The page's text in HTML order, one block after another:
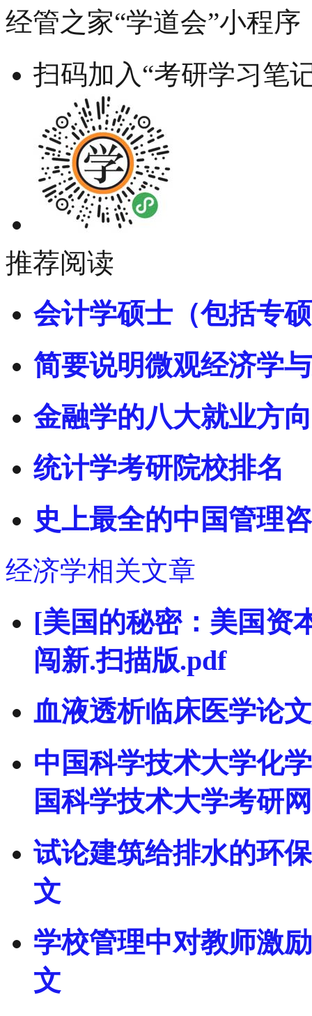
经管之家“学道会”小程序
扫码加入“考研学习笔
推荐阅读
会计学硕士（包括专
简要说明微观经济学
金融学的八大就业方
统计学考研院校排名
史上最全的中国管理
经济学相关文章
[美国的秘密：美国资
闯新.扫描版.pdf
血液透析临床医学论
中国科学技术大学化
国科学技术大学考研网
试论建筑给排水的环
文
学校管理中对教师激
文